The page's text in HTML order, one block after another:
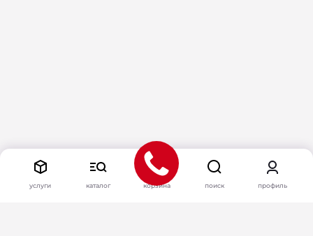
услуги каталог корзина поиск профиль